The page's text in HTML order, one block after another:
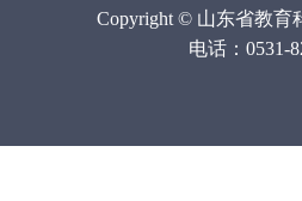
Copyright © 山东省教育
电话：0531-